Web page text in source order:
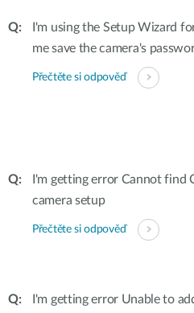
I'm using the Setup Wizard
me save the camera's
Přečtěte si odpověď
I'm getting error Cannot find
camera setup
Přečtěte si odpověď
I'm getting error Unable to